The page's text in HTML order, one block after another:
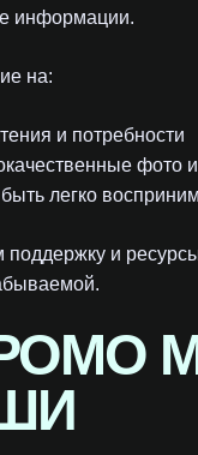
информации.
на:
и потребности
фото
легко
и